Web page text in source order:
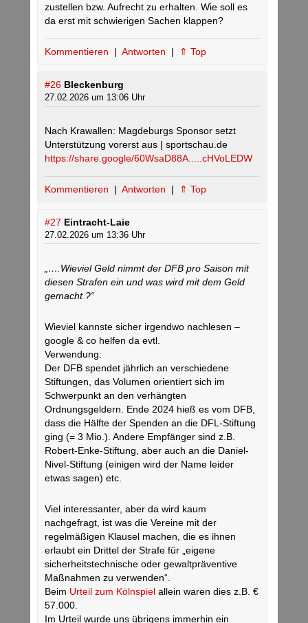
zustellen bzw. Aufrecht zu erhalten. Wie soll es
da erst mit schwierigen Sachen klappen?
Kommentieren | Antworten | ⇑ Top
#26 Bleckenburg
27.02.2026 um 13:06 Uhr
Nach Krawallen: Magdeburgs Sponsor setzt
Unterstützung vorerst aus | sportschau.de
https://share.google/60WsaD88A.....cHVoLEDW
Kommentieren | Antworten | ⇑ Top
#27 Eintracht-Laie
27.02.2026 um 13:36 Uhr
„….Wieviel Geld nimmt der DFB pro Saison mit
diesen Strafen ein und was wird mit dem Geld
gemacht ?“
Wieviel kannste sicher irgendwo nachlesen –
google & co helfen da evtl.
Verwendung:
Der DFB spendet jährlich an verschiedene
Stiftungen, das Volumen orientiert sich im
Schwerpunkt an den verhängten
Ordnungsgeldern. Ende 2024 hieß es vom DFB,
dass die Hälfte der Spenden an die DFL-Stiftung
ging (= 3 Mio.). Andere Empfänger sind z.B.
Robert-Enke-Stiftung, aber auch an die Daniel-
Nivel-Stiftung (einigen wird der Name leider
etwas sagen) etc.
Viel interessanter, aber da wird kaum
nachgefragt, ist was die Vereine mit der
regelmäßigen Klausel machen, die es ihnen
erlaubt ein Drittel der Strafe für „eigene
sicherheitstechnische oder gewaltpräventive
Maßnahmen zu verwenden“.
Beim Urteil zum Kölnspiel allein waren dies z.B. €
57.000.
Im Urteil wurde uns übrigens immerhin ein